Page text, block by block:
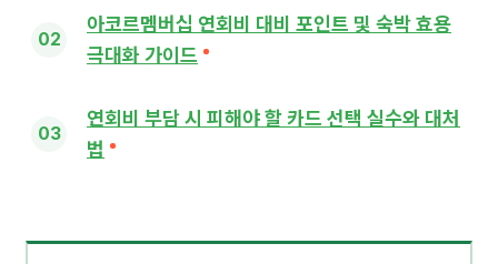
아코르멤버십 연회비 대비 포인트 및 숙박 효용
극대화 가이드
연회비 부담 시 피해야 할 카드 선택 실수와 대처
법